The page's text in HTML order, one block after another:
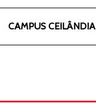
CAMPUS CEILÂNDIA